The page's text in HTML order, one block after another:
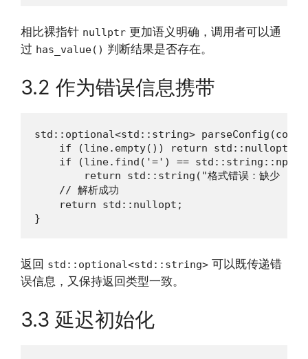
相比裸指针 nullptr 更加语义明确，调用者可以通
过 has_value() 判断结果是否存在。
3.2 作为错误信息携带
std::optional<std::string>
    if (line.empty()) return std::nullopt;
    if (line.find('=') == std::string::npos)
return std::string("格式错误：缺少
    // 解析成功
    return std::nullopt;
}
返回 std::optional<std::string> 可以既传递错
误信息，又保持返回类型一致。
3.3 延迟初始化